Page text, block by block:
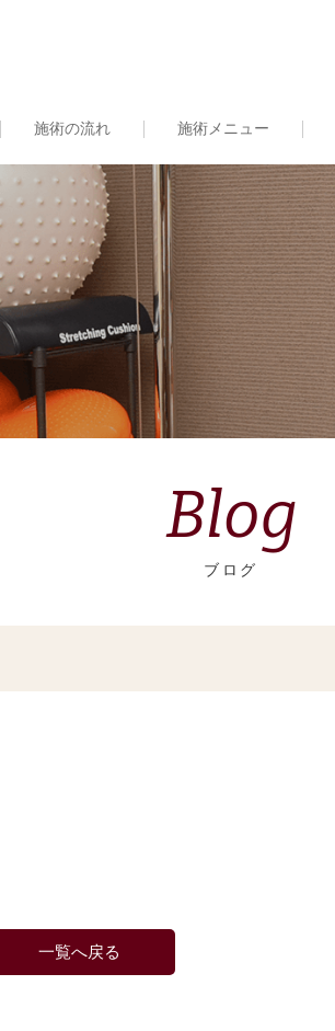
施術の流れ 施術メニュー
Blog
ブログ
一覧へ戻る